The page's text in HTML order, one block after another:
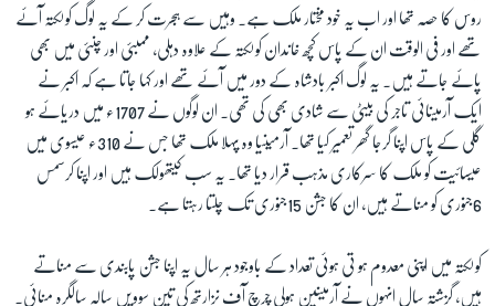
روس کا حصہ تھا اور اب یہ خود مختار ملک ہے۔ وہیں سے ہجرت کر کے یہ لوگ کولکتہ آئے
تھے اور فی الوقت ان کے پاس کچھ خاندان کولکتہ کے علاوہ دہلی، ممبئی اور چنئی میں بھی
پائے جاتے ہیں۔ یہ لوگ اکبر بادشاہ کے دور میں آئے تھے اور کہا جاتا ہے کہ اکبر نے
ایک آرمینائی تاجر کی بیٹی سے شادی بھی کی تھی۔ ان لوگوں نے 1707ء میں دریائے ہو
گلی کے پاس اپنا گرجا گھر تعمیر کیا تھا۔ آرمینیا وہ پہلا ملک تھا جس نے 310ء عیسوی میں
عیسائیت کو ملک کا سرکاری مذہب قرار دیا تھا۔ یہ سب کیتھولک ہیں اور اپنا کرسمس
6جنوری کو مناتے ہیں، ان کا جشن 15جنوری تک چلتا رہتا ہے۔
کولکتہ میں اپنی معدوم ہو تی ہوئی تعداد کے باوجود ہر سال یہ اپنا جشن پابندی سے مناتے
ہیں، گزشتہ سال انہوں نے آرمینین ہولی چرچ آف نزارتھ کی تین سوویں سالہ سالگرہ منائی۔